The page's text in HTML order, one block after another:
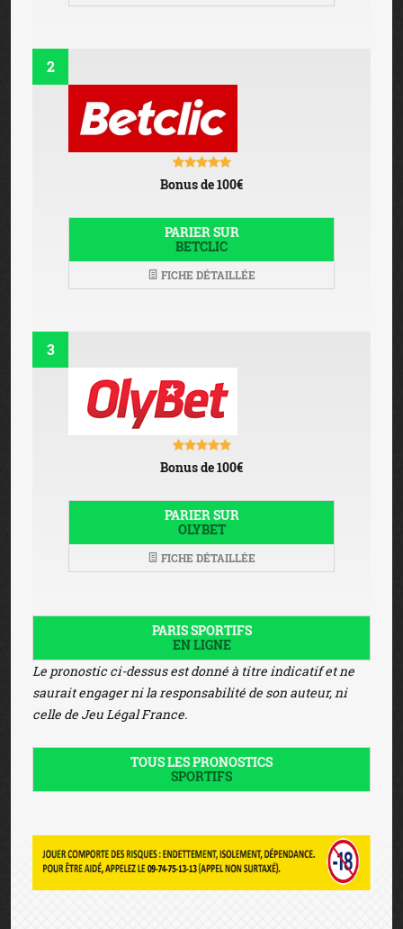
2
Bonus de 100€
PARIER SUR
BETCLIC
FICHE DÉTAILLÉE
3
Bonus de 100€
PARIER SUR
OLYBET
FICHE DÉTAILLÉE
PARIS SPORTIFS
EN LIGNE
Le pronostic ci-dessus est donné à titre indicatif et ne
saurait engager ni la responsabilité de son auteur, ni
celle de Jeu Légal France.
TOUS LES PRONOSTICS
SPORTIFS